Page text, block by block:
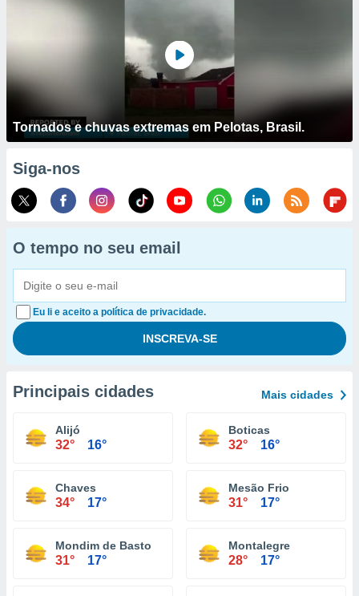
Tornados e chuvas extremas em Pelotas, Brasil.
Siga-nos
O tempo no seu email
Eu li e aceito a política de privacidade.
Principais cidades Mais cidades
Alijó
32° 16°
Boticas
32° 16°
Chaves
34° 17°
Mesão Frio
31° 17°
Mondim de Basto
31° 17°
Montalegre
28° 17°